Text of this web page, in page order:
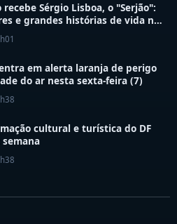
recebe Sérgio Lisboa, o "Serjão":
e grandes histórias de vida no
em alerta laranja de perigo
do ar nesta sexta-feira (7)
cultural e turística do DF